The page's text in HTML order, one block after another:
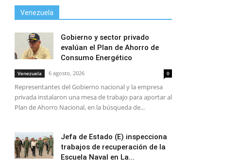
Venezuela
Gobierno y sector privado
evalúan el Plan de Ahorro de
Consumo Energético
Venezuela 6 agosto, 2026 0
Representantes del Gobierno nacional y la empresa
privada instalaron una mesa de trabajo para aportar al
Plan de Ahorro Nacional, en la búsqueda de...
Jefa de Estado (E) inspecciona
trabajos de recuperación de la
Escuela Naval en La...